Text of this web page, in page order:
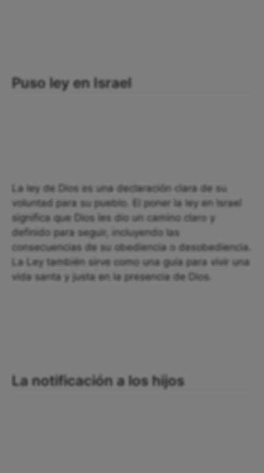
Puso ley en Israel
La ley de Dios es una declaración clara de su
voluntad para su pueblo. El poner la ley en Israel
significa que Dios les dio un camino claro y
definido para seguir, incluyendo las
consecuencias de su obediencia o desobediencia.
La Ley también sirve como una guía para vivir una
vida santa y justa en la presencia de Dios.
La notificación a los hijos